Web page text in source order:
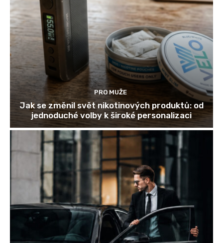
PRO MUŽE
Jak se změnil svět nikotinových produktů: od
jednoduché volby k široké personalizaci